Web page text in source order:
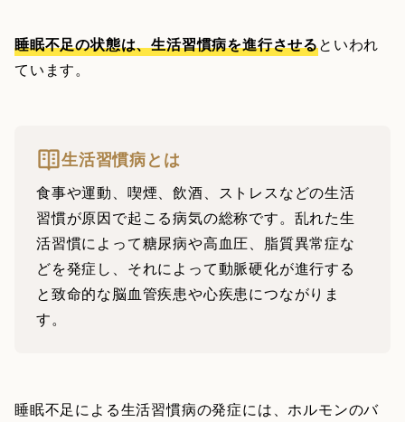
睡眠不足の状態は、生活習慣病を進行させるといわれ
ています。
生活習慣病とは
食事や運動、喫煙、飲酒、ストレスなどの生活
習慣が原因で起こる病気の総称です。乱れた生
活習慣によって糖尿病や高血圧、脂質異常症な
どを発症し、それによって動脈硬化が進行する
と致命的な脳血管疾患や心疾患につながりま
す。
睡眠不足による生活習慣病の発症には、ホルモンのバ